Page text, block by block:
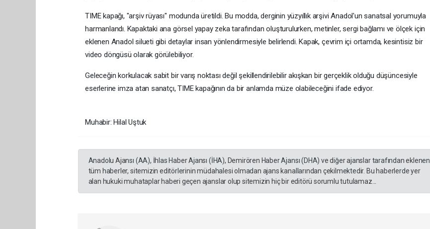
TIME kapağı, "arşiv rüyası" modunda üretildi. Bu modda, derginin yüzyıllık arşivi Anadol'un sanatsal yorumuyla
harmanlandı. Kapaktaki ana görsel yapay zeka tarafından oluşturulurken, metinler, sergi bağlamı ve ölçek için
eklenen Anadol silueti gibi detaylar insan yönlendirmesiyle belirlendi. Kapak, çevrim içi ortamda, kesintisiz bir
video döngüsü olarak görülebiliyor.
Geleceğin korkulacak sabit bir varış noktası değil şekillendirilebilir akışkan bir gerçeklik olduğu düşüncesiyle
eserlerine imza atan sanatçı, TIME kapağının da bir anlamda müze olabileceğini ifade ediyor.
Muhabir: Hilal Uştuk
Anadolu Ajansı (AA), İhlas Haber Ajansı (İHA), Demirören Haber Ajansı (DHA) ve diğer ajanslar tarafından eklenen
tüm haberler, sitemizin editörlerinin müdahalesi olmadan ajans kanallarından çekilmektedir. Bu haberlerde yer
alan hukuki muhataplar haberi geçen ajanslar olup sitemizin hiç bir editörü sorumlu tutulamaz...